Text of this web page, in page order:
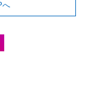
へ